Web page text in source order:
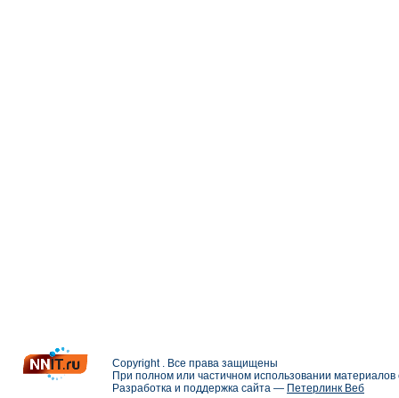
Copyright . Все права защищены
При полном или частичном использовании
Разработка и поддержка сайта — Петерлинк Веб